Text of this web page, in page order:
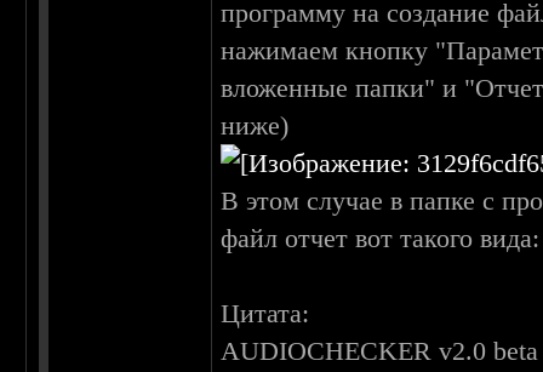
программу на создание
нажимаем кнопку
вложенные папки" и
ниже)
В этом случае в папке с
файл отчет вот такого вида:
Цитата:
AUDIOCHECKER v2.0